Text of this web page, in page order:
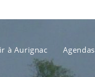
à Aurignac Agendas